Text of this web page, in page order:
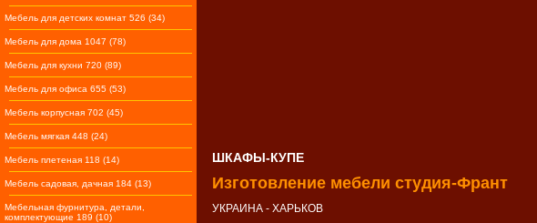
Мебель для детских комнат 526 (34)
Мебель для дома 1047 (78)
Мебель для кухни 720 (89)
Мебель для офиса 655 (53)
Мебель корпусная 702 (45)
Мебель мягкая 448 (24)
Мебель плетеная 118 (14)
Мебель садовая, дачная 184 (13)
Мебельная фурнитура, детали,
комплектующие 189 (10)
ШКАФЫ-КУПЕ
Изготовление мебели студия-Франт
УКРАИНА - ХАРЬКОВ